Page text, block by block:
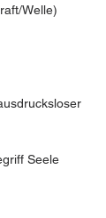
Welle)
Seele